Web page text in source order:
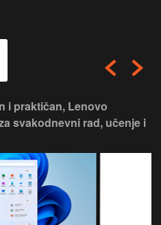
i praktičan, Lenovo
svakodnevni rad, učenje i